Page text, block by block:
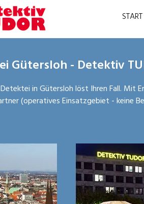
START
Gütersloh - Detektiv
Detektei in Gütersloh löst Ihren Fall. Mit
(operatives Einsatzgebiet - keine